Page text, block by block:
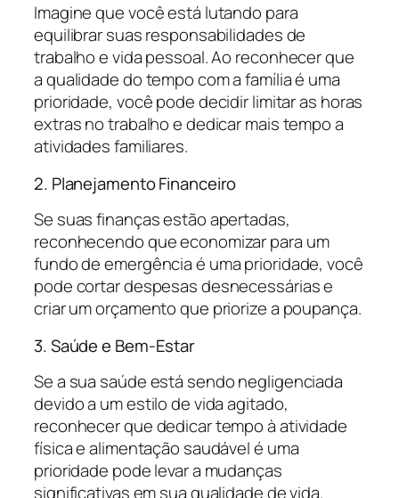
Imagine que você está lutando para
equilibrar suas responsabilidades de
trabalho e vida pessoal. Ao reconhecer que
a qualidade do tempo com a família é uma
prioridade, você pode decidir limitar as horas
extras no trabalho e dedicar mais tempo a
atividades familiares.
2. Planejamento Financeiro
Se suas finanças estão apertadas,
reconhecendo que economizar para um
fundo de emergência é uma prioridade, você
pode cortar despesas desnecessárias e
criar um orçamento que priorize a poupança.
3. Saúde e Bem-Estar
Se a sua saúde está sendo negligenciada
devido a um estilo de vida agitado,
reconhecer que dedicar tempo à atividade
física e alimentação saudável é uma
prioridade pode levar a mudanças
significativas em sua qualidade de vida.